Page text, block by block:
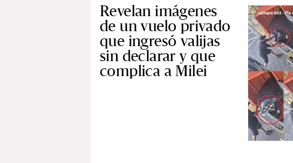
Revelan imágenes
de un vuelo privado
que ingresó valijas
sin declarar y que
complica a Milei